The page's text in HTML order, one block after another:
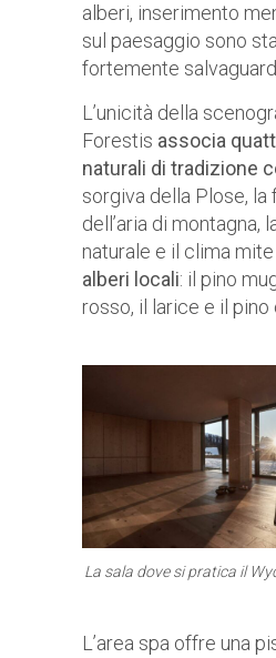
alberi, inserimento
sul paesaggio sono
fortemente
L’unicità della
Forestis associa
naturali di tradizione
sorgiva della Plose, la
dell’aria di montagna,
naturale e il clima
alberi locali: il pino
rosso, il larice e il pino
La sala dove si pratica il
L’area spa offre una